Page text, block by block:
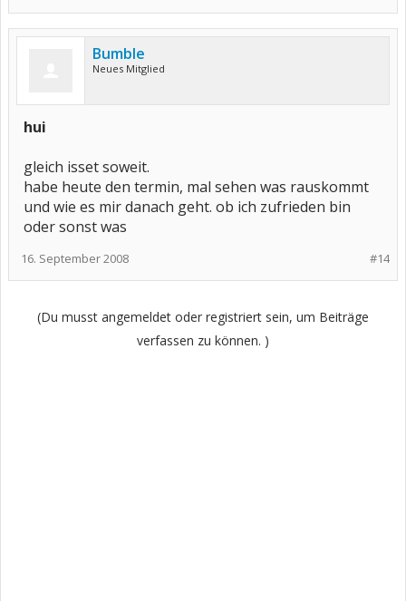
Bumble
Neues Mitglied
hui
gleich isset soweit.
habe heute den termin, mal sehen was rauskommt
und wie es mir danach geht. ob ich zufrieden bin
oder sonst was
#14
16. September 2008
(Du musst angemeldet oder registriert sein, um Beiträge
verfassen zu können. )